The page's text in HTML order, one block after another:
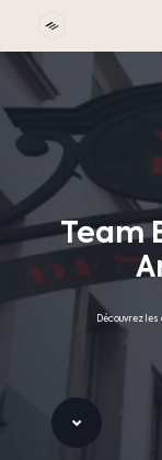
Team
Découvrez